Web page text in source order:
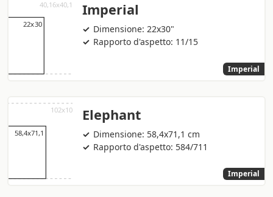
Imperial
Dimensione: 22x30"
Rapporto d'aspetto: 11/15
Imperial
Elephant
Dimensione: 58,4x71,1 cm
Rapporto d'aspetto: 584/711
Imperial